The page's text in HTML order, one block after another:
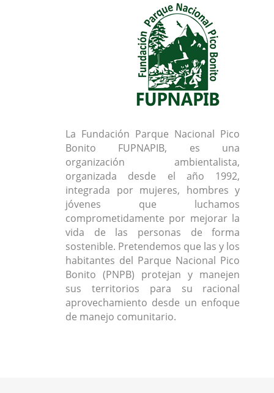
La Fundación Parque Nacional Pico
Bonito FUPNAPIB, es una
organización ambientalista,
organizada desde el año 1992,
integrada por mujeres, hombres y
jóvenes que luchamos
comprometidamente por mejorar la
vida de las personas de forma
sostenible. Pretendemos que las y los
habitantes del Parque Nacional Pico
Bonito (PNPB) protejan y manejen
sus territorios para su racional
aprovechamiento desde un enfoque
de manejo comunitario.